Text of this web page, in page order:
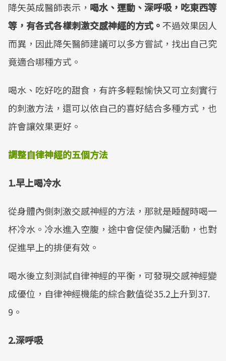
降矢英成醫師表示， 喝水、運動、深呼吸，吃東西等
等，有各式各樣刺激交感神經的方式。不過效果因人
而異，因此降矢醫師建議可以多方嘗試，找出自己究
竟適合哪種方式。
喝水、吃好吃的甜食，有許多輕鬆愉快又可立刻實行
的刺激方法，還可以依自己的喜好結合多種方式，也
許會讓效果更好。
調整自律神經的五個方法
1.早上喝冷水
從身體內側刺激交感神經的方法，那就是睡醒時喝一
杯冷水。冷水進入空腹，途中會促使內臟活動，也對
促進早上的排便有效。
喝水後立刻測試自律神經的平衡，可發現交感神經變
成優位，自律神經機能的綜合數值從35.2上升到37.
9。
2.深呼吸